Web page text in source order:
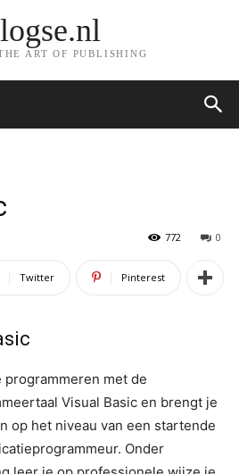
ART OF PUBLISHING
0
772
Twitter Pinterest
met de
Visual Basic en brengt je
op het niveau van een startende
Onder